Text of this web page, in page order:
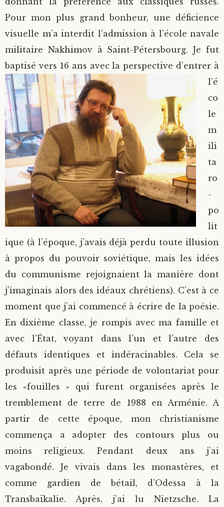
Pour mon plus grand bonheur, une déficience
visuelle m’a interdit l’admission à l’école navale
militaire Nakhimov à Saint-Pétersbourg. Je fut
baptisé vers 16 ans avec laperspective d’entrer à
l’é
co
le
m
ili
ta
ro
-
po
lit
ique (à l’époque, j’avais déjà perdu toute illusion
à propos du pouvoir soviétique, mais les idées
du communisme rejoignaient la manière dont
j’imaginais alors des idéaux chrétiens). C’est à ce
moment que j’ai commencé à écrire de la poésie.
En dixième classe, je rompis avec ma famille et
avec l’État, voyant dans l’un et l’autre des
défauts identiques et indéracinables. Cela se
produisit après une période de volontariat pour
les «fouilles » qui furent organisées après le
tremblement de terre de 1988 en Arménie. A
partir de cette époque, mon christianisme
commença a adopter des contours plus ou
moins religieux. Pendant deux ans j’ai
vagabondé. Je vivais dans les monastères, et
comme gardien de bétail, d’Odessa à la
Transbaïkalie. Après, j’ai lu Nietzsche. La